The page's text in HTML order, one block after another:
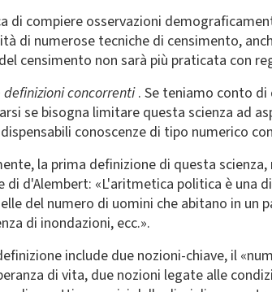
di compiere osservazioni
di numerose tecniche di censimento,
censimento non sarà più praticata con
definizioni concorrenti. Se teniamo conto
se bisogna limitare questa scienza ad
conoscenze di tipo numerico
la prima definizione di questa
di d'Alembert: «L'aritmetica politica è una
del numero di uomini che abitano in un
di inondazioni, ecc.».
include due nozioni-chiave, il
di vita, due nozioni legate alle